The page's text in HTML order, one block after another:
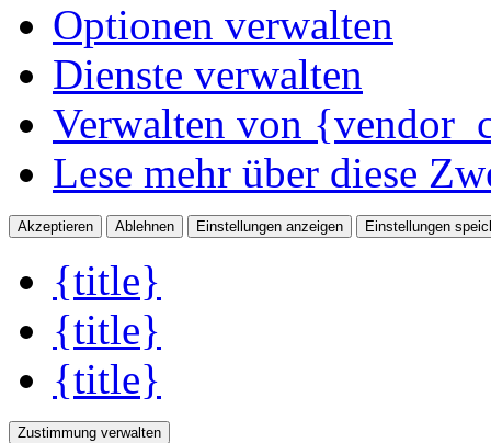
Optionen verwalten
Dienste verwalten
Verwalten von
Lese mehr über diese
Akzeptieren Ablehnen Einstellungen anzeigen Einstellungen
{title}
{title}
{title}
Zustimmung verwalten